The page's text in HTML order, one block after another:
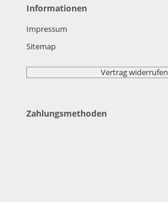
Informationen
Impressum
Sitemap
Vertrag widerrufen
Zahlungsmethoden